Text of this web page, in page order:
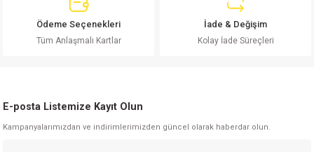
Ödeme Seçenekleri
Tüm Anlaşmalı Kartlar
İade & Değişim
Kolay İade Süreçleri
E-posta Listemize Kayıt Olun
Kampanyalarımızdan ve indirimlerimizden güncel olarak haberdar olun.